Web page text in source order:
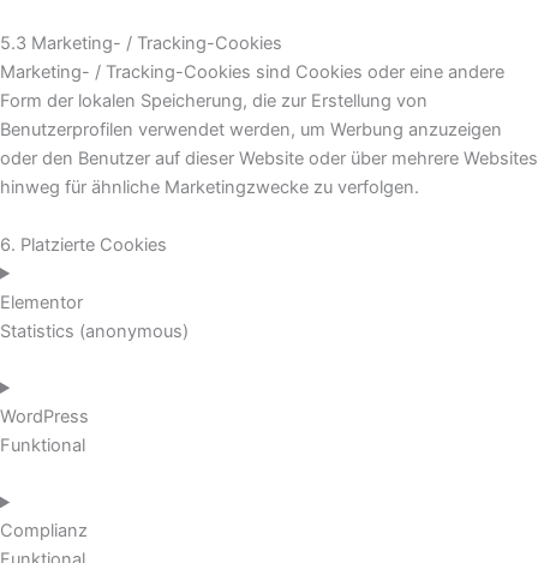
5.3 Marketing- / Tracking-Cookies
Marketing- / Tracking-Cookies sind Cookies oder eine andere
Form der lokalen Speicherung, die zur Erstellung von
Benutzerprofilen verwendet werden, um Werbung anzuzeigen
oder den Benutzer auf dieser Website oder über mehrere Websites
hinweg für ähnliche Marketingzwecke zu verfolgen.
6. Platzierte Cookies
Elementor
Statistics (anonymous)
WordPress
Funktional
Complianz